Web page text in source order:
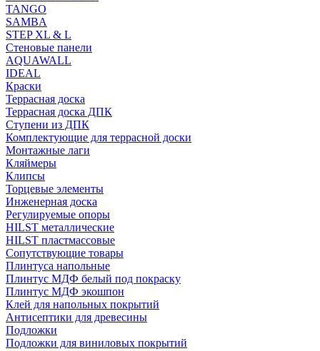
TANGO
SAMBA
STEP XL & L
Стеновые панели
AQUAWALL
IDEAL
Краски
Террасная доска
Террасная доска ДПК
Ступени из ДПК
Комплектующие для террасной доски
Монтажные лаги
Кляймеры
Клипсы
Торцевые элементы
Инженерная доска
Регулируемые опоры
HILST металлические
HILST пластмассовые
Сопутствующие товары
Плинтуса напольные
Плинтус МДФ белый под покраску
Плинтус МДФ экошпон
Клей для напольных покрытий
Антисептики для древесины
Подложки
Подложки для виниловых покрытий